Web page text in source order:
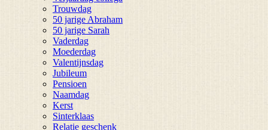
Trouwdag
50 jarige Abraham
50 jarige Sarah
Vaderdag
Moederdag
Valentijnsdag
Jubileum
Pensioen
Naamdag
Kerst
Sinterklaas
Relatie geschenk